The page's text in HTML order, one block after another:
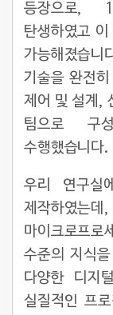
등장으로,
탄생하였고 이
가능해졌습니
기술을 완전
제어 및 설계,
팀으로 구
수행했습니다.
우리 연구실
제작하였
마이크로프
수준의 지식
다양한 디지
실질적인 프